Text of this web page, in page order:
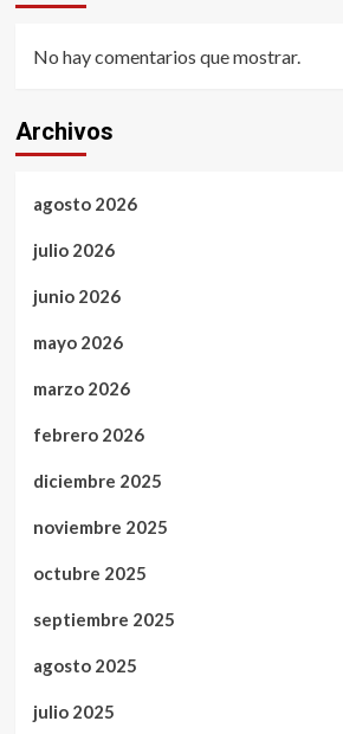
No hay comentarios que mostrar.
Archivos
agosto 2026
julio 2026
junio 2026
mayo 2026
marzo 2026
febrero 2026
diciembre 2025
noviembre 2025
octubre 2025
septiembre 2025
agosto 2025
julio 2025